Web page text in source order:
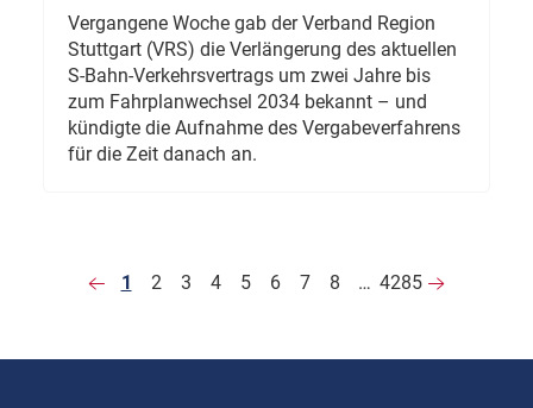
Vergangene Woche gab der Verband Region
Stuttgart (VRS) die Verlängerung des aktuellen
S-Bahn-Verkehrsvertrags um zwei Jahre bis
zum Fahrplanwechsel 2034 bekannt – und
kündigte die Aufnahme des Vergabeverfahrens
für die Zeit danach an.
1 2 3 4 5 6 7 8 … 4285